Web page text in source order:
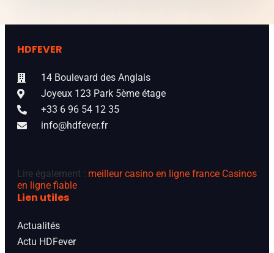
HDFEVER
14 Boulevard des Anglais
Joyeux 123 Park 5ème étage
+33 6 96 54 12 35
info@hdfever.fr
Lire également : meilleur casino en ligne france Casinos
en ligne fiable
Lien utiles
Actualités
Actu HDFever